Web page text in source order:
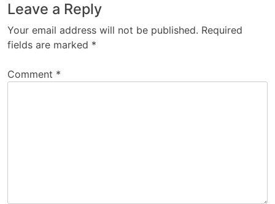
Leave a Reply
Your email address will not be published. Required
fields are marked *
Comment *